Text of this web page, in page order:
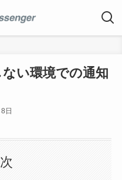
い環境での通知
日